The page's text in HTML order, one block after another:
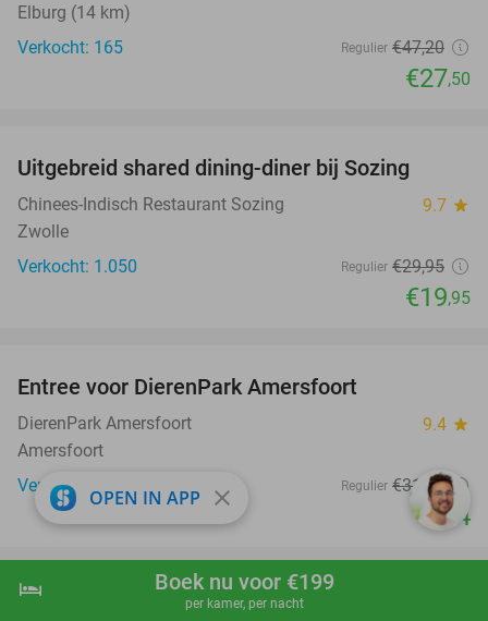
shopping_cart Boek nu
hotel Boek nu voor €199
per kamer, per nacht
Elburg (14 km)
Verkocht: 165
Regulier €47,20
€27,50
Uitgebreid shared dining-diner bij Sozing
Chinees-Indisch Restaurant Sozing 9.7 star
Zwolle
Verkocht: 1.050
Regulier €29,95
€19,95
Entree voor DierenPark Amersfoort
DierenPark Amersfoort 9.4 star
Amersfoort
Verkocht: 8.565
Regulier €31 ,50
€24
Entree voor het Dolfinarium
OPEN IN APP close